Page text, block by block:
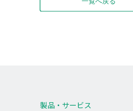
製品・サービス